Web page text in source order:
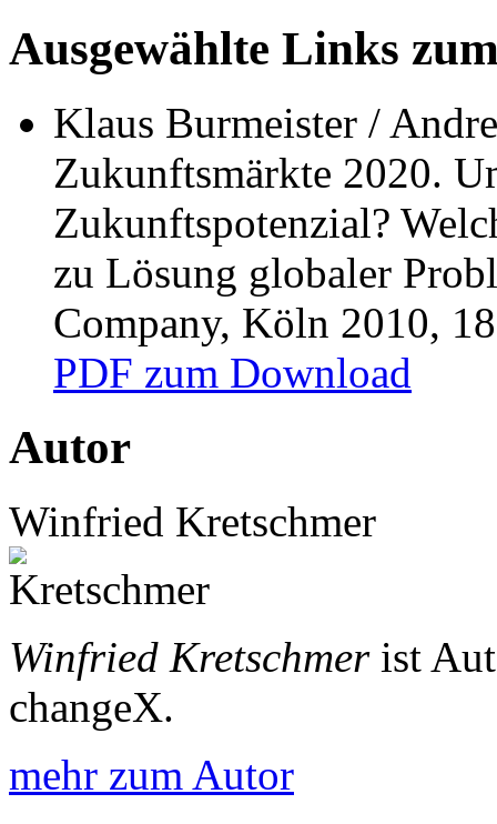
Ausgewählte Links
Klaus Burmeister /
Zukunftsmärkte 2020.
Zukunftspotenzial?
zu Lösung globaler
Company, Köln 2010,
PDF zum Download
Autor
Winfried Kretschmer
Winfried Kretschmerist
changeX.
mehr zum Autor